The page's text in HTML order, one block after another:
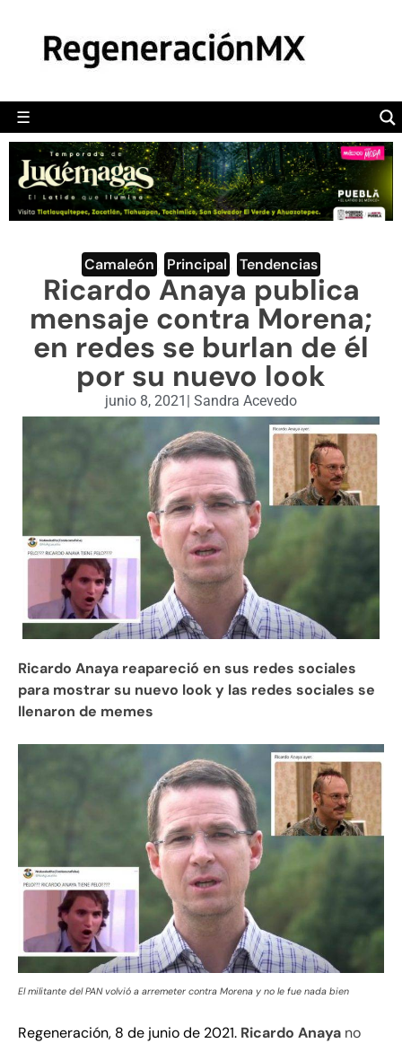
☰
POLÍTICA
CAMALEÓN
OPINIÓN
DEPORTES
ENGLISH SECTION
VIDEOS
Camaleón Principal Tendencias
Ricardo Anaya publica
mensaje contra Morena;
en redes se burlan de él
por su nuevo look
junio 8, 2021 | Sandra Acevedo
Ricardo Anaya reapareció en sus redes sociales
para mostrar su nuevo look y las redes sociales se
llenaron de memes
El militante del PAN volvió a arremeter contra Morena y no le fue nada bien
Regeneración, 8 de junio de 2021. Ricardo Anaya no